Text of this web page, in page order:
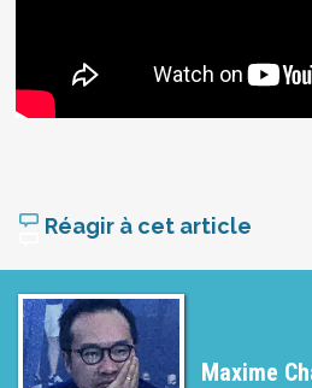
Réagir à cet article
Maxime